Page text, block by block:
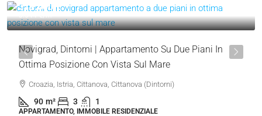
319.000 €
Novigrad, Dintorni | Appartamento Su Due Piani In
Ottima Posizione Con Vista Sul Mare
Croazia, Istria, Cittanova, Cittanova (Dintorni)
90 m² 3 1
APPARTAMENTO, IMMOBILE RESIDENZIALE